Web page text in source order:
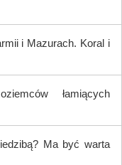
i Mazurach. Koral i
łamiących
Ma być warta